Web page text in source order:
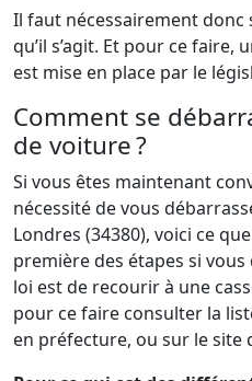
Il faut nécessairement donc
qu’il s’agit. Et pour ce faire,
est mise en place par le
Comment se
de voiture ?
Si vous êtes maintenant
nécessité de vous
Londres (34380), voici ce
première des étapes si
loi est de recourir à une
pour ce faire consulter la
en préfecture, ou sur le site